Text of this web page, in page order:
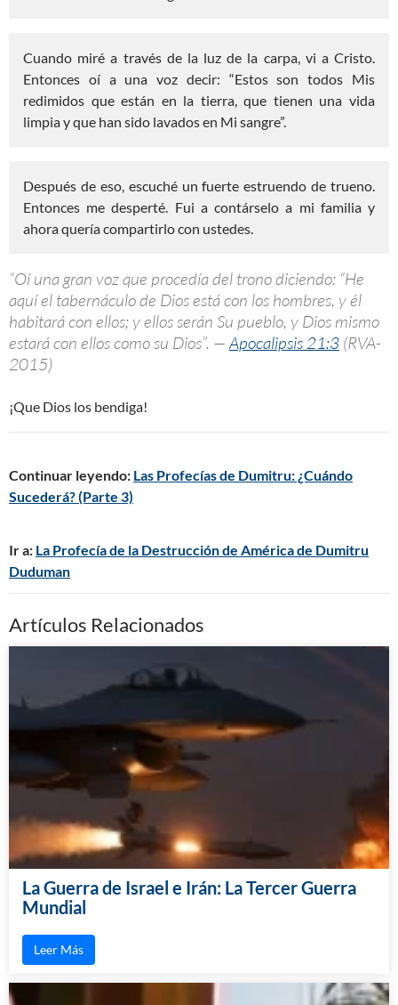
Cuando miré a través de la luz de la carpa, vi a Cristo.
Entonces oí a una voz decir: “Estos son todos Mis
redimidos que están en la tierra, que tienen una vida
limpia y que han sido lavados en Mi sangre”.
Después de eso, escuché un fuerte estruendo de trueno.
Entonces me desperté. Fui a contárselo a mi familia y
ahora quería compartirlo con ustedes.
“Oí una gran voz que procedía del trono diciendo: “He
aquí el tabernáculo de Dios está con los hombres, y él
habitará con ellos; y ellos serán Su pueblo, y Dios mismo
estará con ellos como su Dios”. —Apocalipsis 21:3 (RVA-
2015)
¡Que Dios los bendiga!
Continuar leyendo: Las Profecías de Dumitru: ¿Cuándo
Sucederá? (Parte 3)
Ir a: La Profecía de la Destrucción de América de Dumitru
Duduman
Artículos Relacionados
La Guerra de Israel e Irán: La Tercer Guerra
Mundial
Leer Más